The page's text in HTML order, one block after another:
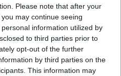
Please note that after your
may continue seeing
information utilized by
to third parties prior to
opt-out of the further
by third parties on the
This information may
Χορηγός της ΠΑΕ ΠΑΟΚ.
αποβίβασης στην Τούμπα.
Γιώργος